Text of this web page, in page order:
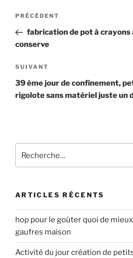
Navigation
l’article
Article
précédent
PRÉCÉDENT
fabrication de pot à crayons
conserve
Article
suivant
SUIVANT
39 ème jour de confinement,
rigolote sans matériel juste un
pour
ARTICLES RÉCENTS
hop pour le goûter quoi de
gaufres maison
Activité du jour création de